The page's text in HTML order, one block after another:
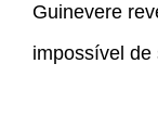
Guinevere
impossível de